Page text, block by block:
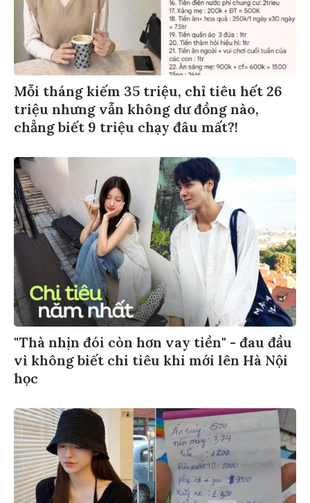
Mỗi tháng kiếm 35 triệu, chỉ tiêu hết 26
triệu nhưng vẫn không dư đồng nào,
chẳng biết 9 triệu chạy đâu mất?!
"Thà nhịn đói còn hơn vay tiền" - đau đầu
vì không biết chi tiêu khi mới lên Hà Nội
học